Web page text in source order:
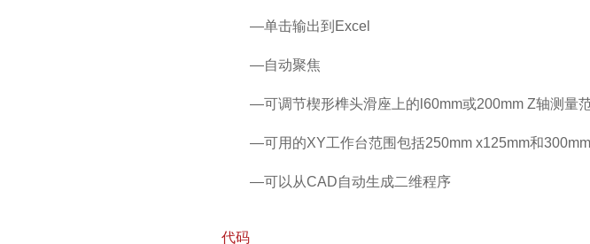
—单击输出到Excel
—自动聚焦
—可调节楔形榫头滑座上的l60mm或200mm Z轴测量
—可用的XY工作台范围包括250mm x125mm和
—可以从CAD自动生成二维程序
代码